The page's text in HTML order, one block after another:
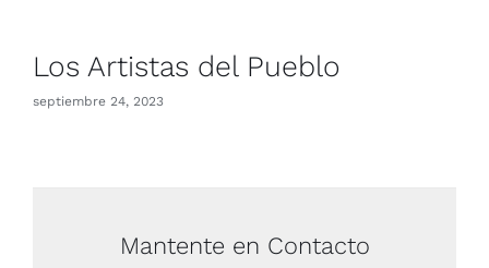
Los Artistas del Pueblo
septiembre 24, 2023
Mantente en Contacto